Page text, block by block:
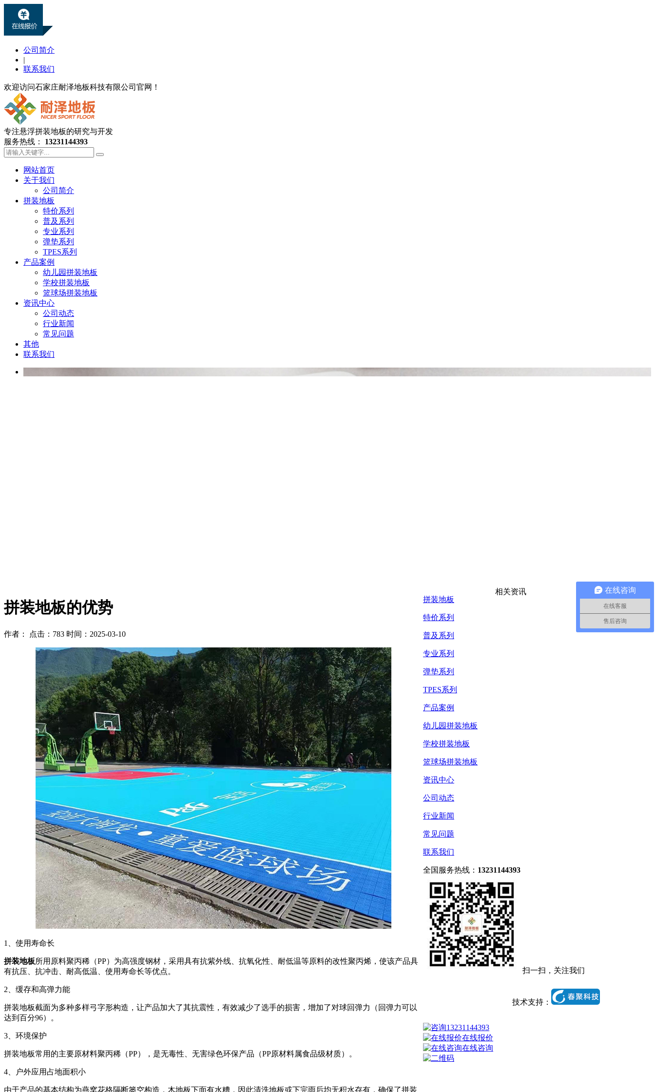
公司简介
|
联系我们
欢迎访问石家庄耐泽地板科技有限公司官网！
专注悬浮拼装地板的研究与开发
服务热线： 13231144393
网站首页
关于我们
公司简介
拼装地板
特价系列
普及系列
专业系列
弹垫系列
TPES系列
产品案例
幼儿园拼装地板
学校拼装地板
篮球场拼装地板
资讯中心
公司动态
行业新闻
常见问题
其他
联系我们
相关资讯
拼装地板的优势
作者： 点击：783 时间：2025-03-10
1、使用寿命长
拼装地板所用原料聚丙稀（PP）为高强度钢材，采用具有抗紫外线、抗氧化性、耐低温等原料的改性聚丙烯，使该产品具
有抗压、抗冲击、耐高低温、使用寿命长等优点。
2、缓存和高弹力能
拼装地板截面为多种多样弓字形构造，让产品加大了其抗震性，有效减少了选手的损害，增加了对球回弹力（回弹力可以
达到百分96）。
3、环境保护
拼装地板常用的主要原材料聚丙稀（PP），是无毒性、无害绿色环保产品（PP原材料属食品级材质）。
4、户外应用占地面积小
由于产品的基本结构为燕窝花格隔断篓空构造，木地板下面有水糟，因此清洗地板或下完雨后均无积水存有，确保了拼装
拼装地板
特价系列
普及系列
专业系列
弹垫系列
TPES系列
产品案例
幼儿园拼装地板
学校拼装地板
篮球场拼装地板
资讯中心
公司动态
行业新闻
常见问题
联系我们
全国服务热线： 13231144393
扫一扫，关注我们
技术支持：
13231144393
在线报价
在线咨询
在线咨询
在线客服
售后咨询